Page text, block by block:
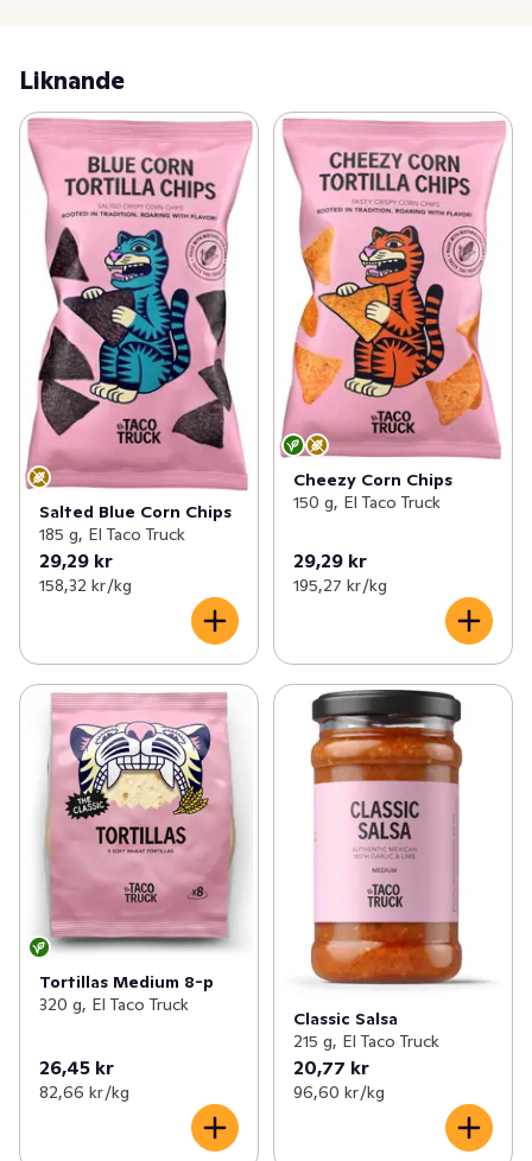
Liknande
Salted Blue Corn Chips
185 g, El Taco Truck
29,29 kr
158,32 kr /kg
Cheezy Corn Chips
150 g, El Taco Truck
29,29 kr
195,27 kr /kg
Tortillas Medium 8-p
320 g, El Taco Truck
26,45 kr
82,66 kr /kg
Classic Salsa
215 g, El Taco Truck
20,77 kr
96,60 kr /kg